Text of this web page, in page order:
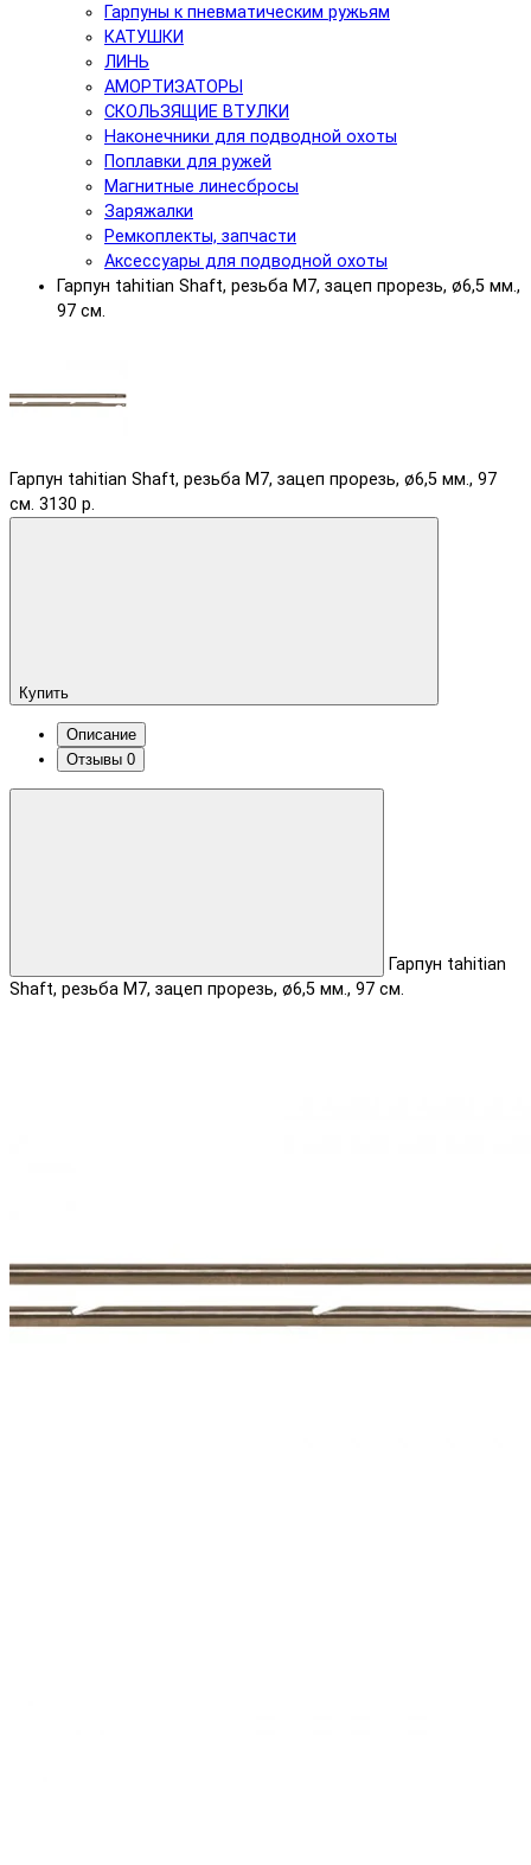
Гарпуны к пневматическим ружьям
КАТУШКИ
ЛИНЬ
АМОРТИЗАТОРЫ
СКОЛЬЗЯЩИЕ ВТУЛКИ
Наконечники для подводной охоты
Поплавки для ружей
Магнитные линесбросы
Заряжалки
Ремкоплекты, запчасти
Аксессуары для подводной охоты
Гарпун tahitian Shaft, резьба М7, зацеп прорезь, ø6,5 мм.,
97 см.
Гарпун tahitian Shaft, резьба М7, зацеп прорезь, ø6,5 мм., 97
см. 3130 р.
Купить
Описание
Отзывы 0
Гарпун tahitian
Shaft, резьба М7, зацеп прорезь, ø6,5 мм., 97 см.